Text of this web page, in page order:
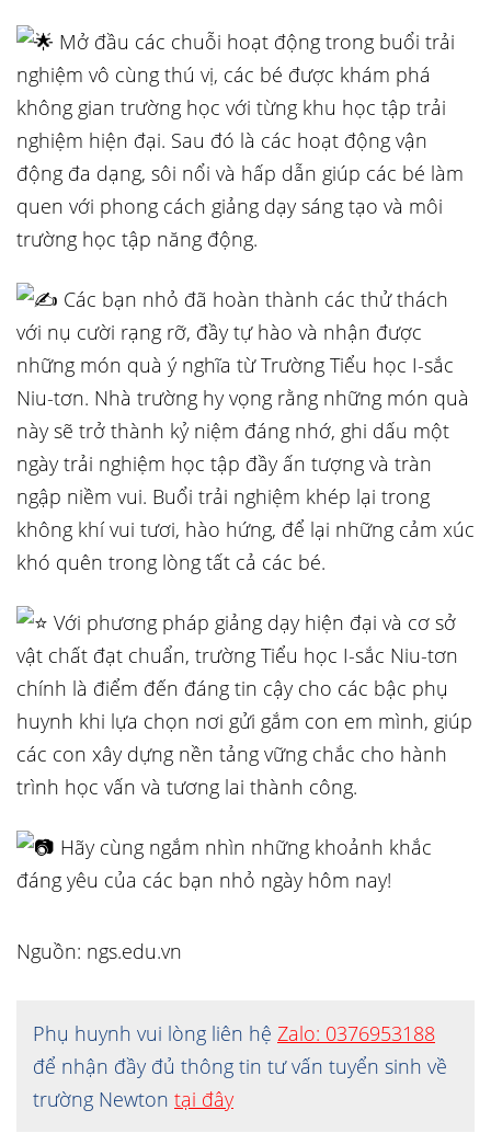
Mở đầu các chuỗi hoạt động trong buổi trải
nghiệm vô cùng thú vị, các bé được khám phá
không gian trường học với từng khu học tập trải
nghiệm hiện đại. Sau đó là các hoạt động vận
động đa dạng, sôi nổi và hấp dẫn giúp các bé làm
quen với phong cách giảng dạy sáng tạo và môi
trường học tập năng động.
Các bạn nhỏ đã hoàn thành các thử thách
với nụ cười rạng rỡ, đầy tự hào và nhận được
những món quà ý nghĩa từ Trường Tiểu học I-sắc
Niu-tơn. Nhà trường hy vọng rằng những món quà
này sẽ trở thành kỷ niệm đáng nhớ, ghi dấu một
ngày trải nghiệm học tập đầy ấn tượng và tràn
ngập niềm vui. Buổi trải nghiệm khép lại trong
không khí vui tươi, hào hứng, để lại những cảm xúc
khó quên trong lòng tất cả các bé.
Với phương pháp giảng dạy hiện đại và cơ sở
vật chất đạt chuẩn, trường Tiểu học I-sắc Niu-tơn
chính là điểm đến đáng tin cậy cho các bậc phụ
huynh khi lựa chọn nơi gửi gắm con em mình, giúp
các con xây dựng nền tảng vững chắc cho hành
trình học vấn và tương lai thành công.
Hãy cùng ngắm nhìn những khoảnh khắc
đáng yêu của các bạn nhỏ ngày hôm nay!
Nguồn: ngs.edu.vn
Phụ huynh vui lòng liên hệ Zalo: 0376953188
để nhận đầy đủ thông tin tư vấn tuyển sinh về
trường Newton tại đây